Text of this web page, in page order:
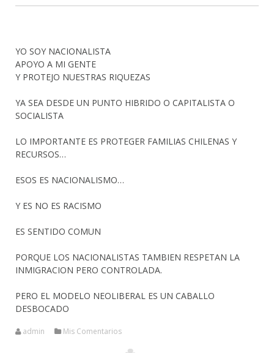
YO SOY NACIONALISTA
APOYO A MI GENTE
Y PROTEJO NUESTRAS RIQUEZAS
YA SEA DESDE UN PUNTO HIBRIDO O CAPITALISTA O
SOCIALISTA
LO IMPORTANTE ES PROTEGER FAMILIAS CHILENAS Y
RECURSOS…
ESOS ES NACIONALISMO…
Y ES NO ES RACISMO
ES SENTIDO COMUN
PORQUE LOS NACIONALISTAS TAMBIEN RESPETAN LA
INMIGRACION PERO CONTROLADA.
PERO EL MODELO NEOLIBERAL ES UN CABALLO
DESBOCADO
admin Mis Comentarios